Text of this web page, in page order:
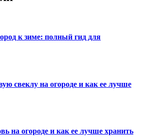
к зиме: полный гид для
свеклу на огороде и как ее лучше
на огороде и как ее лучше хранить